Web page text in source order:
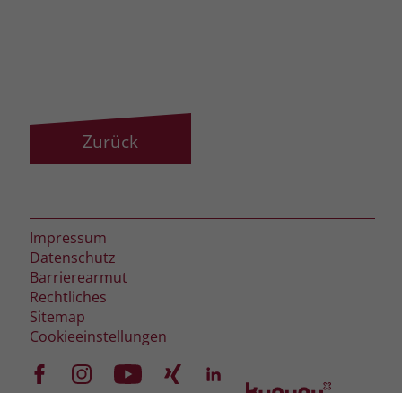
Zurück
Impressum
Datenschutz
Barrierearmut
Rechtliches
Sitemap
Cookieeinstellungen